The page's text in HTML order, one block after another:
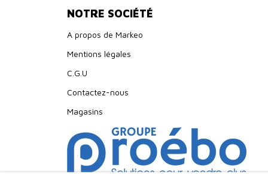
NOTRE SOCIÉTÉ
A propos de Markeo
Mentions légales
C.G.U
Contactez-nous
Magasins